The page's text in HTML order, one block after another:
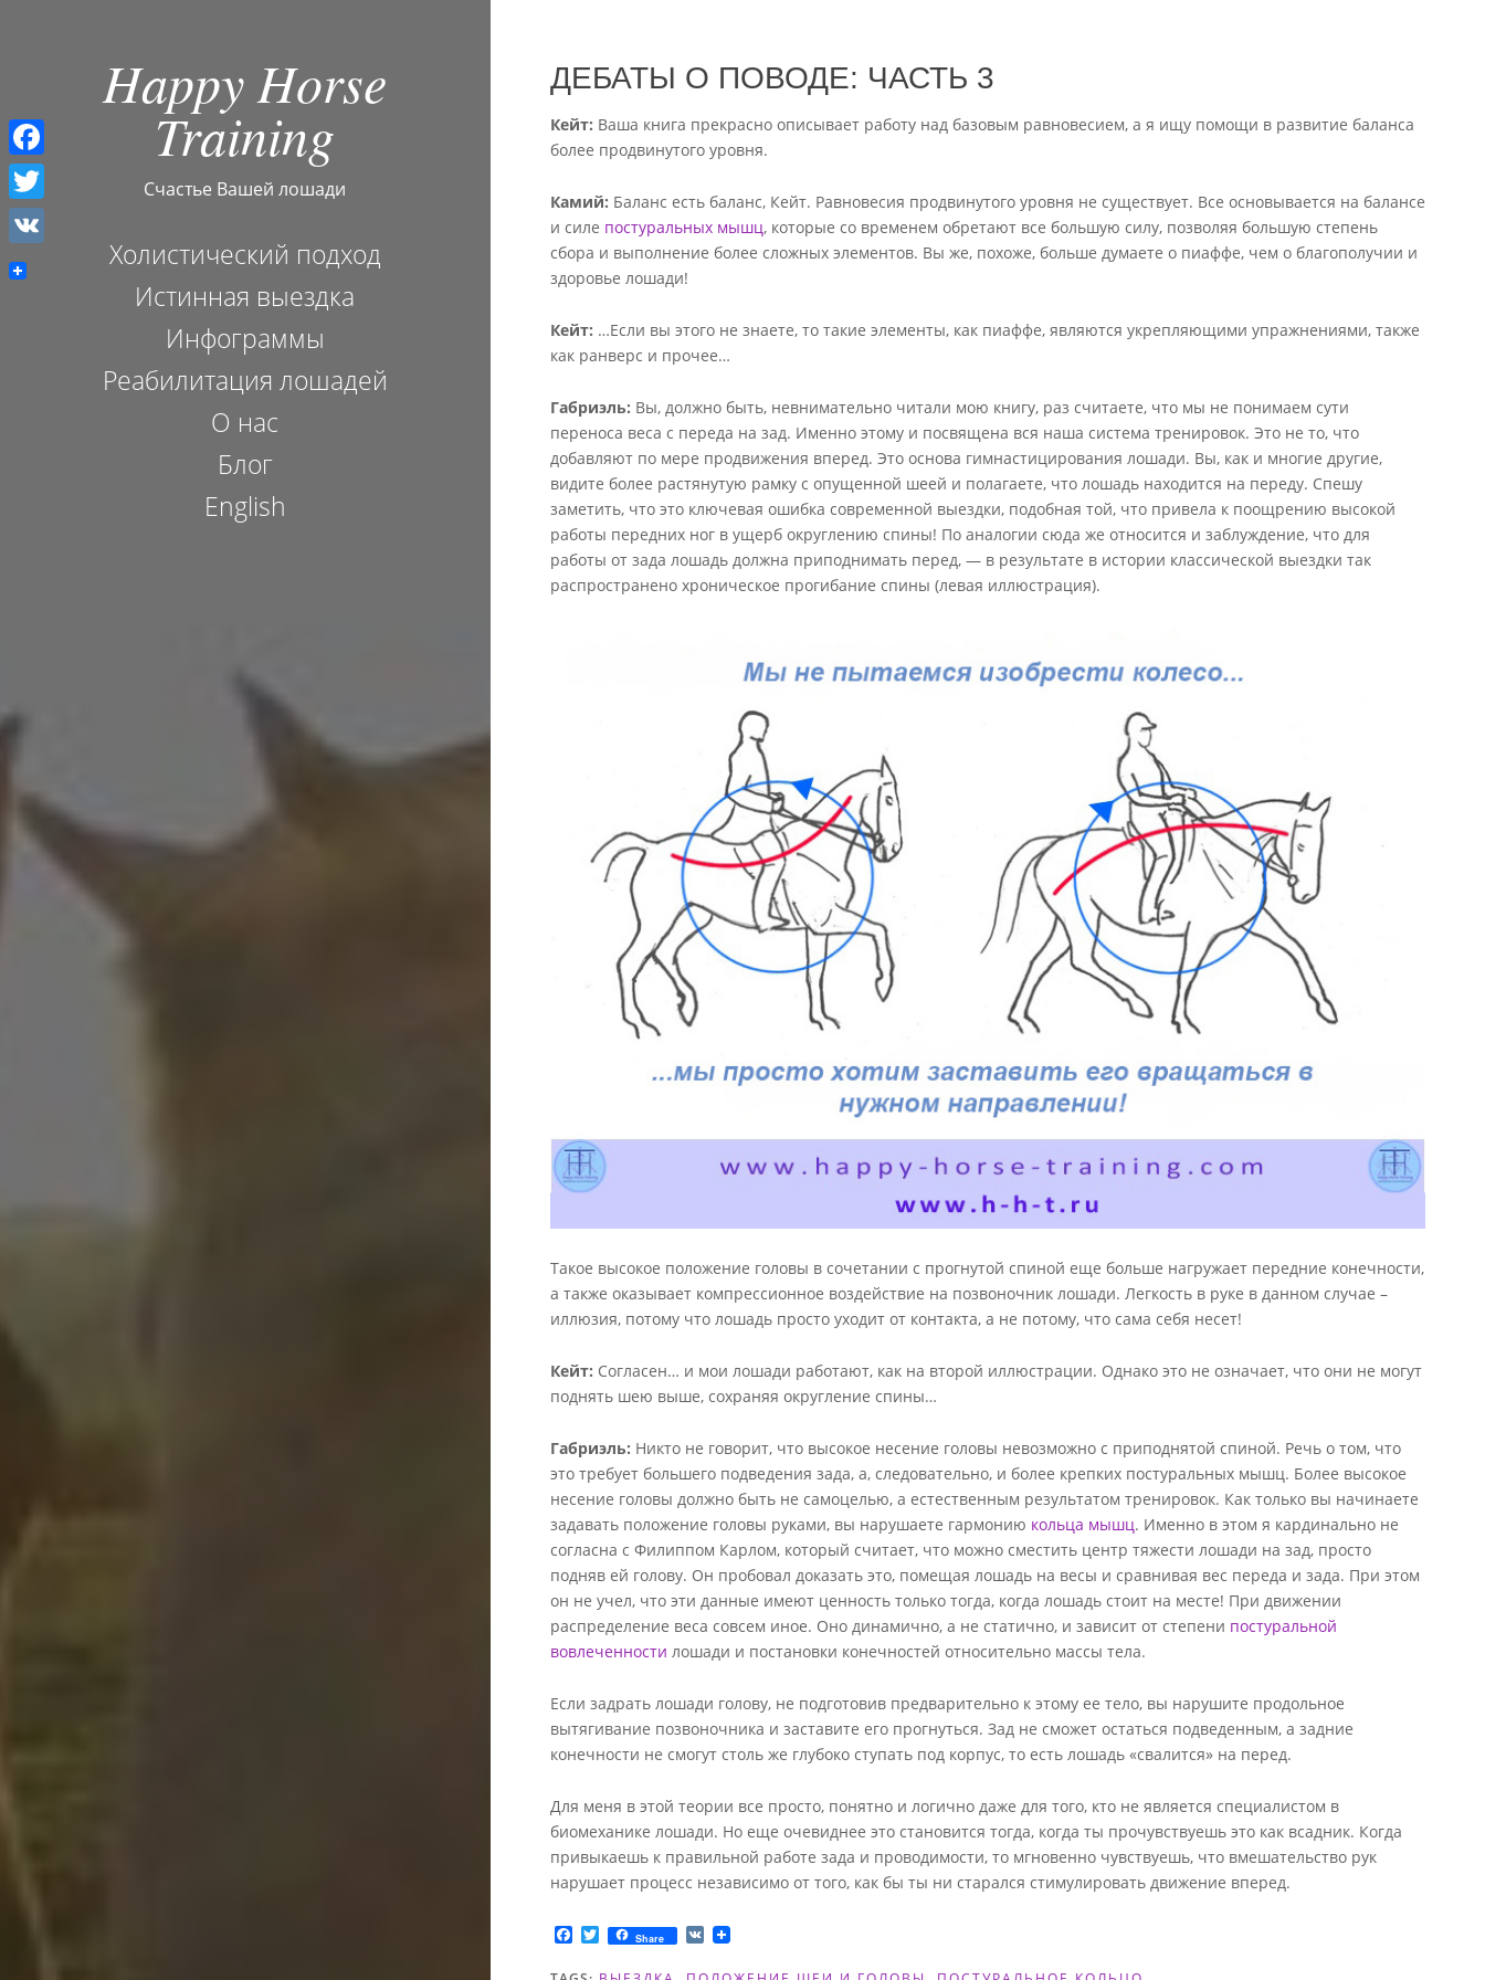
Happy Horse
Training
Счастье Вашей лошади
Холистический подход
Истинная выездка
Инфограммы
Реабилитация лошадей
О нас
Блог
English
ДЕБАТЫ О ПОВОДЕ: ЧАСТЬ 3
Кейт: Ваша книга прекрасно описывает работу над базовым равновесием, а я ищу помощи в развитие баланса
более продвинутого уровня.
Камий: Баланс есть баланс, Кейт. Равновесия продвинутого уровня не существует. Все основывается на балансе
и силе постуральных мышц, которые со временем обретают все большую силу, позволяя большую степень
сбора и выполнение более сложных элементов. Вы же, похоже, больше думаете о пиаффе, чем о благополучии и
здоровье лошади!
Кейт: …Если вы этого не знаете, то такие элементы, как пиаффе, являются укрепляющими упражнениями, также
как ранверс и прочее…
Габриэль: Вы, должно быть, невнимательно читали мою книгу, раз считаете, что мы не понимаем сути
переноса веса с переда на зад. Именно этому и посвящена вся наша система тренировок. Это не то, что
добавляют по мере продвижения вперед. Это основа гимнастицирования лошади. Вы, как и многие другие,
видите более растянутую рамку с опущенной шеей и полагаете, что лошадь находится на переду. Спешу
заметить, что это ключевая ошибка современной выездки, подобная той, что привела к поощрению высокой
работы передних ног в ущерб округлению спины! По аналогии сюда же относится и заблуждение, что для
работы от зада лошадь должна приподнимать перед, — в результате в истории классической выездки так
распространено хроническое прогибание спины (левая иллюстрация).
Такое высокое положение головы в сочетании с прогнутой спиной еще больше нагружает передние конечности,
а также оказывает компрессионное воздействие на позвоночник лошади. Легкость в руке в данном случае –
иллюзия, потому что лошадь просто уходит от контакта, а не потому, что сама себя несет!
Кейт: Согласен… и мои лошади работают, как на второй иллюстрации. Однако это не означает, что они не могут
поднять шею выше, сохраняя округление спины…
Габриэль: Никто не говорит, что высокое несение головы невозможно с приподнятой спиной. Речь о том, что
это требует большего подведения зада, а, следовательно, и более крепких постуральных мышц. Более высокое
несение головы должно быть не самоцелью, а естественным результатом тренировок. Как только вы начинаете
задавать положение головы руками, вы нарушаете гармонию кольца мышц. Именно в этом я кардинально не
согласна с Филиппом Карлом, который считает, что можно сместить центр тяжести лошади на зад, просто
подняв ей голову. Он пробовал доказать это, помещая лошадь на весы и сравнивая вес переда и зада. При этом
он не учел, что эти данные имеют ценность только тогда, когда лошадь стоит на месте! При движении
распределение веса совсем иное. Оно динамично, а не статично, и зависит от степени постуральной
вовлеченности лошади и постановки конечностей относительно массы тела.
Если задрать лошади голову, не подготовив предварительно к этому ее тело, вы нарушите продольное
вытягивание позвоночника и заставите его прогнуться. Зад не сможет остаться подведенным, а задние
конечности не смогут столь же глубоко ступать под корпус, то есть лошадь «свалится» на перед.
Для меня в этой теории все просто, понятно и логично даже для того, кто не является специалистом в
биомеханике лошади. Но еще очевиднее это становится тогда, когда ты прочувствуешь это как всадник. Когда
привыкаешь к правильной работе зада и проводимости, то мгновенно чувствуешь, что вмешательство рук
нарушает процесс независимо от того, как бы ты ни старался стимулировать движение вперед.
F
c
T
w
i
Share V
F
a
c
e
T
i
V